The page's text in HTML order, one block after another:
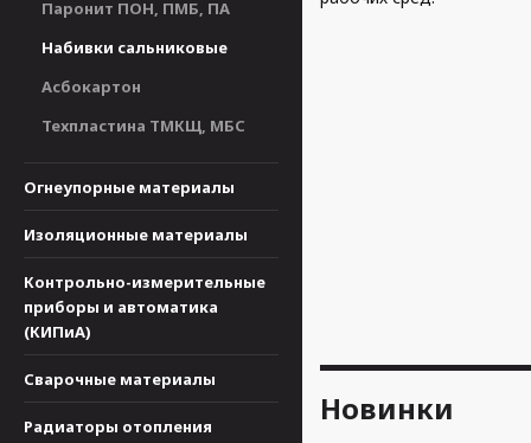
Паронит ПОН, ПМБ, ПА
Набивки сальниковые
Асбокартон
Техпластина ТМКЩ, МБС
Огнеупорные материалы
Изоляционные материалы
Контрольно-измерительные
приборы и автоматика
(КИПиА)
Сварочные материалы
Радиаторы отопления Новинки